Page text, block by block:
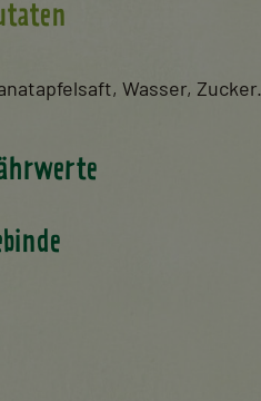
Wasser, Zucker.